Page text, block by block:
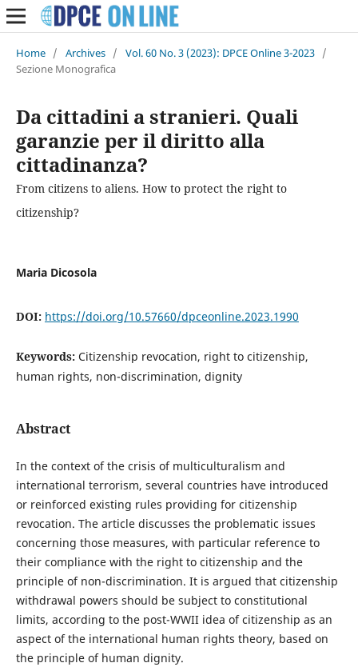
Home / Archives / Vol. 60 No. 3 (2023): DPCE Online 3-2023 /
Sezione Monografica
Da cittadini a stranieri. Quali
garanzie per il diritto alla
cittadinanza?
From citizens to aliens. How to protect the right to
citizenship?
Maria Dicosola
DOI: https://doi.org/10.57660/dpceonline.2023.1990
Keywords: Citizenship revocation, right to citizenship,
human rights, non-discrimination, dignity
Abstract
In the context of the crisis of multiculturalism and
international terrorism, several countries have introduced
or reinforced existing rules providing for citizenship
revocation. The article discusses the problematic issues
concerning those measures, with particular reference to
their compliance with the right to citizenship and the
principle of non-discrimination. It is argued that citizenship
withdrawal powers should be subject to constitutional
limits, according to the post-WWII idea of citizenship as an
aspect of the international human rights theory, based on
the principle of human dignity.